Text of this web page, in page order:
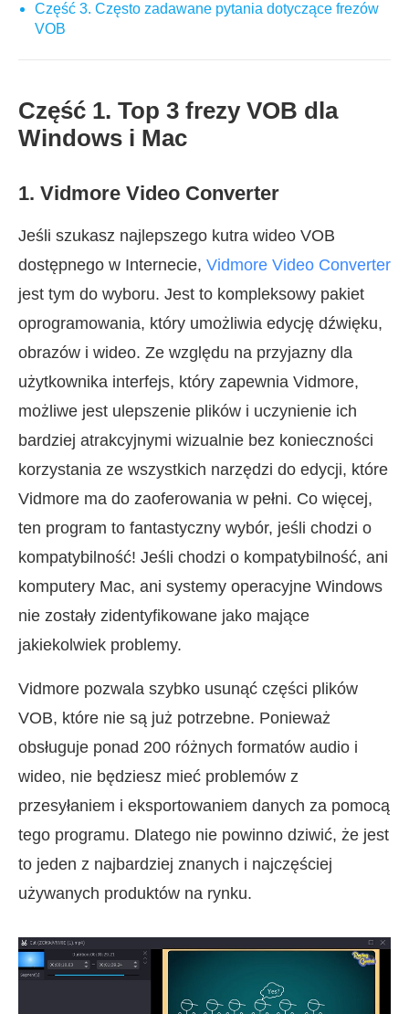
Część 3. Często zadawane pytania dotyczące frezów
VOB
Część 1. Top 3 frezy VOB dla
Windows i Mac
1. Vidmore Video Converter
Jeśli szukasz najlepszego kutra wideo VOB
dostępnego w Internecie, Vidmore Video Converter
jest tym do wyboru. Jest to kompleksowy pakiet
oprogramowania, który umożliwia edycję dźwięku,
obrazów i wideo. Ze względu na przyjazny dla
użytkownika interfejs, który zapewnia Vidmore,
możliwe jest ulepszenie plików i uczynienie ich
bardziej atrakcyjnymi wizualnie bez konieczności
korzystania ze wszystkich narzędzi do edycji, które
Vidmore ma do zaoferowania w pełni. Co więcej,
ten program to fantastyczny wybór, jeśli chodzi o
kompatybilność! Jeśli chodzi o kompatybilność, ani
komputery Mac, ani systemy operacyjne Windows
nie zostały zidentyfikowane jako mające
jakiekolwiek problemy.
Vidmore pozwala szybko usunąć części plików
VOB, które nie są już potrzebne. Ponieważ
obsługuje ponad 200 różnych formatów audio i
wideo, nie będziesz mieć problemów z
przesyłaniem i eksportowaniem danych za pomocą
tego programu. Dlatego nie powinno dziwić, że jest
to jeden z najbardziej znanych i najczęściej
używanych produktów na rynku.